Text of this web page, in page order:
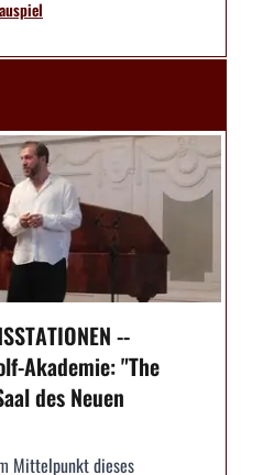
--
Akademie: "The
des Neuen
Mittelpunkt dieses